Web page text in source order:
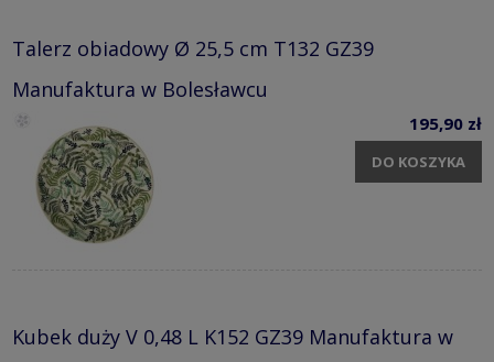
Talerz obiadowy Ø 25,5 cm T132 GZ39
Manufaktura w Bolesławcu
195,90 zł
DO KOSZYKA
Kubek duży V 0,48 L K152 GZ39 Manufaktura w